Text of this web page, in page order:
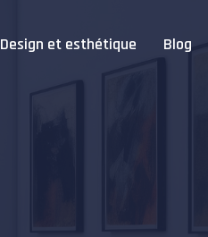
Design et esthétique Blog